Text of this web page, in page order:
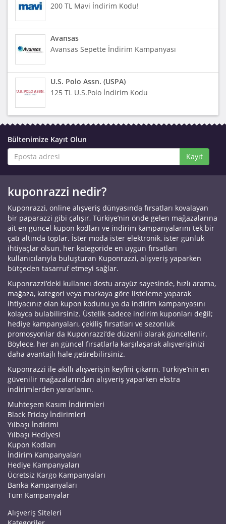
200 TL Mavi İndirim Kodu!
Avansas
Avansas Sepette İndirim Kampanyası
U.S. Polo Assn. (USPA)
125 TL U.S.Polo İndirim Kodu
Bültenimize Kayıt Olun
Kayıt
kuponrazzi nedir?
Kuponrazzi, online alışveriş dünyasında fırsatları kovalayan
bir paparazzi gibi çalışır, Türkiye’nin önde gelen mağazalarına
ait en güncel kupon kodları ve indirim kampanyalarını tek bir
çatı altında toplar. İster moda ister elektronik, ister günlük
ihtiyaçlar olsun, her kategoride en uygun fırsatları
kullanıcılarıyla buluşturan Kuponrazzi, alışveriş yaparken
bütçeden tasarruf etmeyi sağlar.
Kuponrazzi’deki kullanıcı dostu arayüz sayesinde, hızlı arama,
mağaza, kategori veya markaya göre listeleme yaparak
ihtiyacınız olan kupon kodunu ya da indirim kampanyasını
kolayca bulabilirsiniz. Üstelik sadece indirim kuponları değil;
hediye kampanyaları, çekiliş fırsatları ve sezonluk
promosyonlar da Kuponrazzi’de düzenli olarak güncellenir.
Böylece, her an güncel fırsatlarla karşılaşarak alışverişinizi
daha avantajlı hale getirebilirsiniz.
Kuponrazzi ile akıllı alışverişin keyfini çıkarın, Türkiye’nin en
güvenilir mağazalarından alışveriş yaparken ekstra
indirimlerden yararlanın.
Muhteşem Kasım İndirimleri
Black Friday İndirimleri
Yılbaşı İndirimi
Yılbaşı Hediyesi
Kupon Kodları
İndirim Kampanyaları
Hediye Kampanyaları
Ücretsiz Kargo Kampanyaları
Banka Kampanyaları
Tüm Kampanyalar
Alışveriş Siteleri